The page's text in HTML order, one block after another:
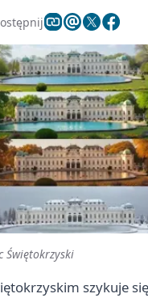
Świętokrzyski
szykuje